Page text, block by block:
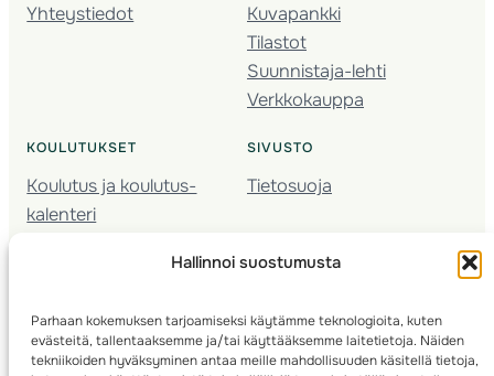
Hallinnoi suostumusta
Parhaan kokemuksen tarjoamiseksi käytämme teknologioita, kuten
evästeitä, tallentaaksemme ja/tai käyttääksemme laitetietoja. Näiden
tekniikoiden hyväksyminen antaa meille mahdollisuuden käsitellä tietoja,
Yhteystiedot
Kuvapankki
Tilastot
Suunnistaja-lehti
Verkkokauppa
KOULUTUKSET
Koulutus ja koulutus­
kalenteri
Seura­kehittäminen
Kartoitus
Ratamestari
SIVUSTO
Tietosuoja